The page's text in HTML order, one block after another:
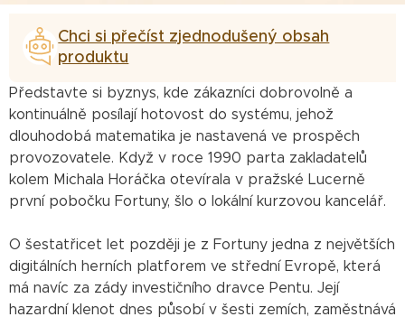
Chci si přečíst zjednodušený obsah
produktu
Představte si byznys, kde zákazníci dobrovolně a
kontinuálně posílají hotovost do systému, jehož
dlouhodobá matematika je nastavená ve prospěch
provozovatele. Když v roce 1990 parta zakladatelů
kolem Michala Horáčka otevírala v pražské Lucerně
první pobočku Fortuny, šlo o lokální kurzovou kancelář.
O šestatřicet let později je z Fortuny jedna z největších
digitálních herních platforem ve střední Evropě, která
má navíc za zády investičního dravce Pentu. Její
hazardní klenot dnes působí v šesti zemích, zaměstnává